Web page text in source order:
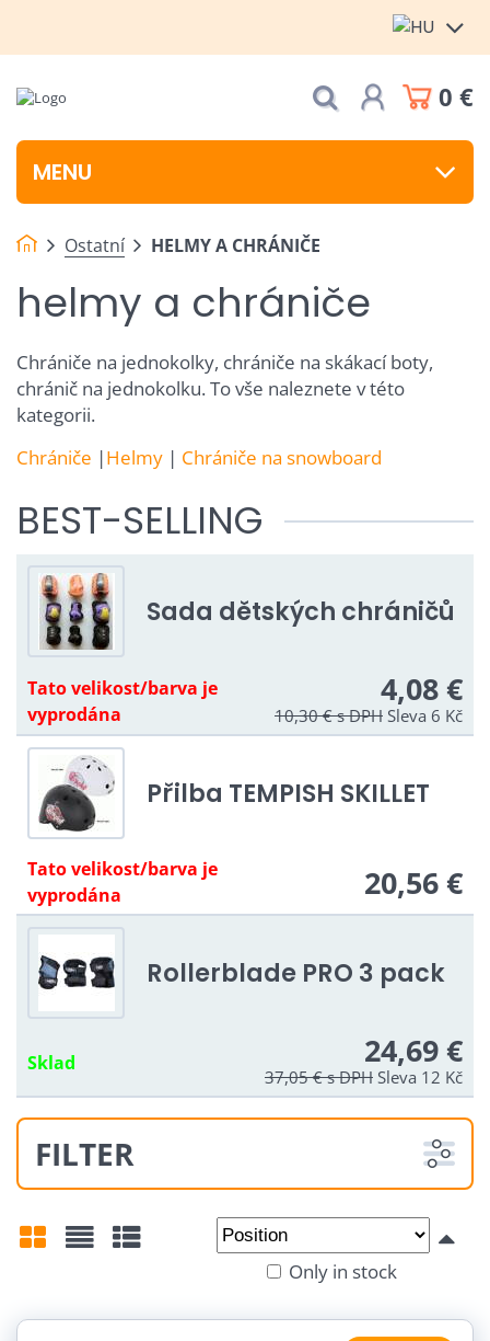
0 €
MENU
Ostatní HELMY A CHRÁNIČE
helmy a chrániče
Chrániče na jednokolky, chrániče na skákací boty,
chránič na jednokolku. To vše naleznete v této
kategorii.
Chrániče |Helmy | Chrániče na snowboard
BEST-SELLING
Sada dětských chráničů
Tato velikost/barva je
vyprodána
4,08 €
10,30 €s DPHSleva 6 Kč
Přilba TEMPISH SKILLET
Tato velikost/barva je
vyprodána
20,56 €
Rollerblade PRO 3 pack
Sklad 24,69 €
37,05 €s DPHSleva 12 Kč
FILTER
To: Only in stock